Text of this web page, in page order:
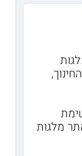
מלגות